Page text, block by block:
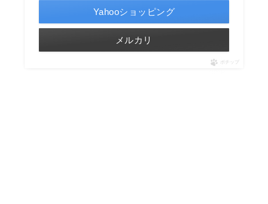
Yahooショッピング
メルカリ
ポチップ